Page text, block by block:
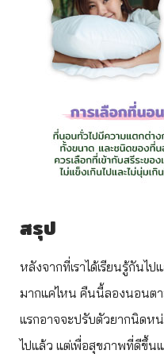
สรุป
หลังจากที่เราได้เรียนรู้กันไ
มากแค่ไหน คืนนี้ลองนอนต
แรกอาจจะปรับตัวยากนิดหน่
ไปแล้ว แต่เพื่อสุขภาพที่ดีขึ้